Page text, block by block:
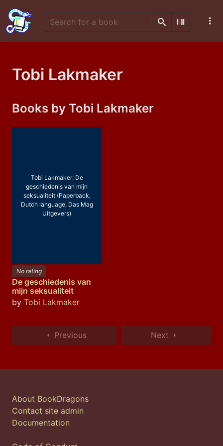
SearchScan
Tobi Lakmaker
Books by Tobi Lakmaker
Tobi Lakmaker: De
geschiedenis van mijn
seksualiteit (Paperback,
Dutch language, Das Mag
Uitgevers)
No rating
De geschiedenis van
mijn seksualiteit
by Tobi Lakmaker
Previous Next
About BookDragons
Contact site admin
Documentation